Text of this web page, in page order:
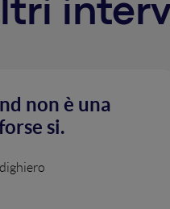
non è una
si.